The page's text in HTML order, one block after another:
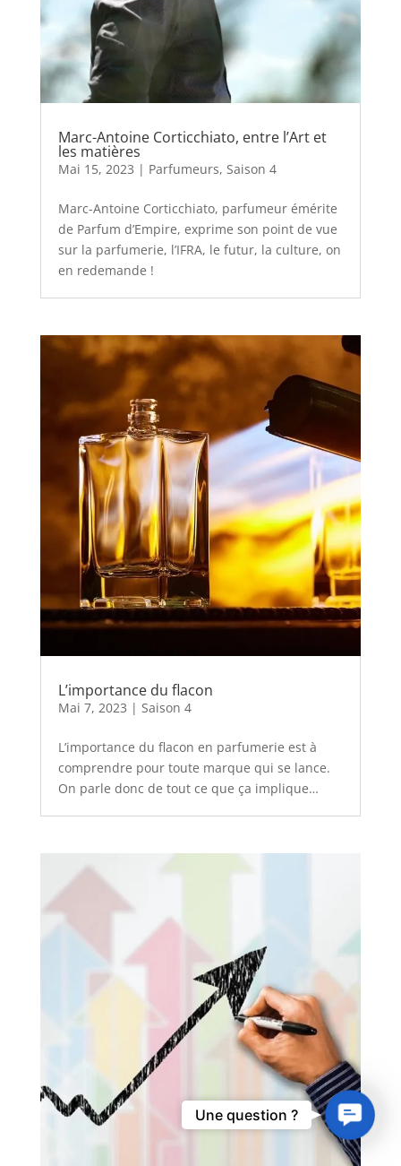
Marc-Antoine Corticchiato, entre l’Art et
les matières
Mai 15, 2023 | Parfumeurs, Saison 4
Marc-Antoine Corticchiato, parfumeur émérite
de Parfum d’Empire, exprime son point de vue
sur la parfumerie, l’IFRA, le futur, la culture, on
en redemande !
L’importance du flacon
Mai 7, 2023 | Saison 4
L’importance du flacon en parfumerie est à
comprendre pour toute marque qui se lance.
On parle donc de tout ce que ça implique…
Contact
Une question ?